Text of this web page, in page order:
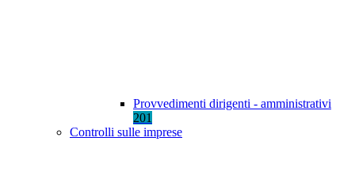
Provvedimenti dirigenti - amministrativi
201
Controlli sulle imprese